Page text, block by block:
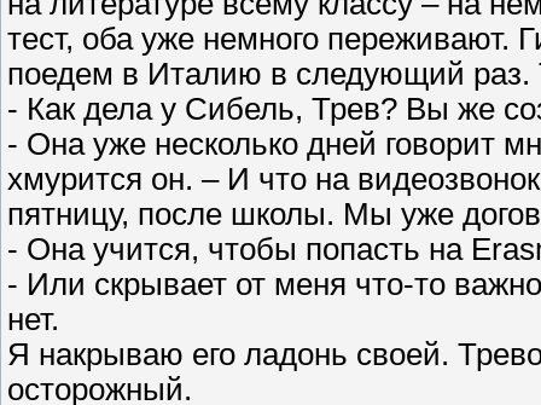
тест, оба уже немного переживают.
поедем в Италию в следующий раз.
- Как дела у Сибель, Трев? Вы же
- Она уже несколько дней говорит
хмурится он. – И что на
пятницу, после школы. Мы уже
- Она учится, чтобы попасть на
- Или скрывает от меня что-то
нет.
Я накрываю его ладонь своей.
осторожный.